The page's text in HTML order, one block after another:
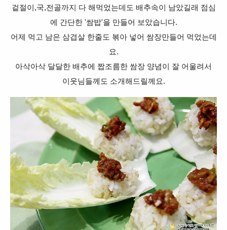
겉절이,국,전골까지 다 해먹었는데도 배추속이 남았길래 점심
에 간단한 '쌈밥'을 만들어 보았습니다.
어제 먹고 남은 삼겹살 한줄도 볶아 넣어 쌈장만들어 먹었는데
요.
아삭아삭 달달한 배추에 짭조름한 쌈장 양념이 잘 어울려서
이웃님들께도 소개해드릴께요.